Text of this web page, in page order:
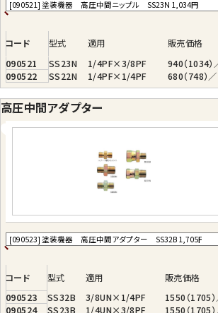
コード 型式 適用 販売価格
090521
SS23N 1/4PF×3/8PF 940（1034）
090522
SS22N 1/4PF×1/4PF 680（748）
高圧中間アダプター
コード 型式 適用 販売価格
090523
SS32B 3/8UN×1/4PF 1550（1705
090524
SS23B 1/4UN×3/8PF 1550（1705